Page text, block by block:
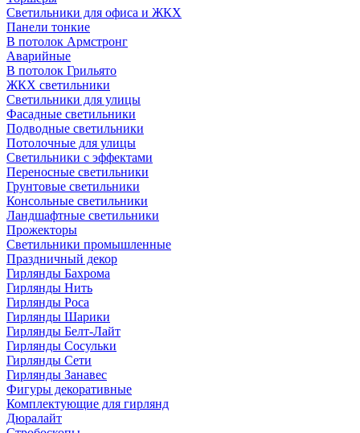
Светильники для офиса и ЖКХ
Панели тонкие
В потолок Армстронг
Аварийные
В потолок Грильято
ЖКХ светильники
Светильники для улицы
Фасадные светильники
Подводные светильники
Потолочные для улицы
Светильники с эффектами
Переносные светильники
Грунтовые светильники
Консольные светильники
Ландшафтные светильники
Прожекторы
Светильники промышленные
Праздничный декор
Гирлянды Бахрома
Гирлянды Нить
Гирлянды Роса
Гирлянды Шарики
Гирлянды Белт-Лайт
Гирлянды Сосульки
Гирлянды Сети
Гирлянды Занавес
Фигуры декоративные
Комплектующие для гирлянд
Дюралайт